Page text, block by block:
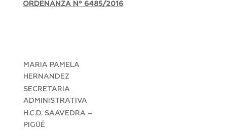
ORDENANZA Nº 6485/2016
MARIA PAMELA
HERNANDEZ
SECRETARIA
ADMINISTRATIVA
H.C.D. SAAVEDRA –
PIGÜÉ